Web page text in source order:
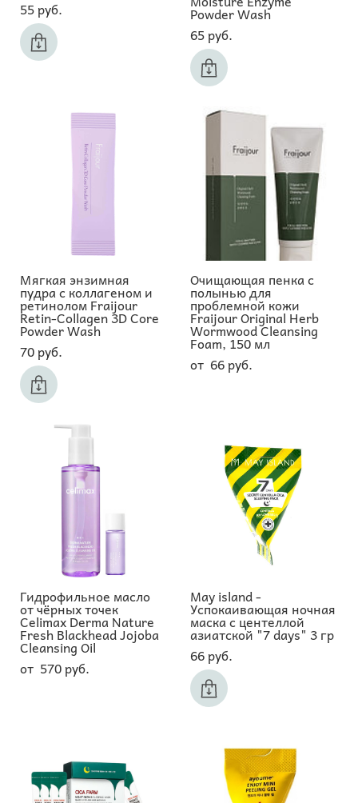
55 pуб.
Powder Wash
65 pуб.
Мягкая энзимная
пудра с коллагеном и
ретинолом Fraijour
Retin-Collagen 3D Core
Powder Wash
70 pуб.
Очищающая пенка с
полынью для
проблемной кожи
Fraijour Original Herb
Wormwood Cleansing
Foam, 150 мл
от 66 pуб.
Гидрофильное масло
от чёрных точек
Celimax Derma Nature
Fresh Blackhead Jojoba
Cleansing Oil
от 570 pуб.
May island -
Успокаивающая ночная
маска с центеллой
азиатской "7 days" 3 гр
66 pуб.